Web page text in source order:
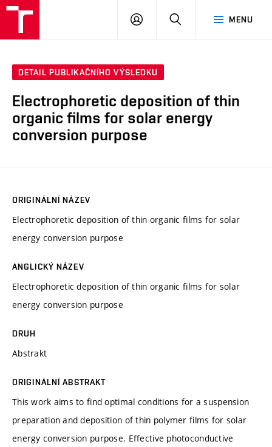
MENU
PŘIHLÁSIT
DETAIL PUBLIKAČNÍHO VÝSLEDKU
Electrophoretic deposition of thin
organic films for solar energy
conversion purpose
ORIGINÁLNÍ NÁZEV
Electrophoretic deposition of thin organic films for solar
energy conversion purpose
ANGLICKÝ NÁZEV
Electrophoretic deposition of thin organic films for solar
energy conversion purpose
DRUH
Abstrakt
ORIGINÁLNÍ ABSTRAKT
This work aims to find optimal conditions for a suspension
preparation and deposition of thin polymer films for solar
energy conversion purpose. Effective photoconductive